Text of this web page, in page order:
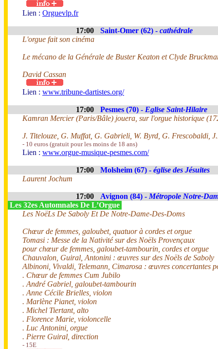
Lien : Orguevlp.fr
17:00 Saint-Omer (62) - cathédrale
L'orgue fait son cinéma
Le mécano de la Générale de Buster Keaton et Clyde
David Cassan
Lien : www.tribune-dartistes.org/
17:00 Pesmes (70) - Eglise Saint-Hilaire
Kamran Mercier (Paris/Bâle) jouera, sur l'orgue historique
J. Titelouze, G. Muffat, G. Gabrieli, W. Byrd, G. Frescobaldi,
- 10 euros (gratuit pour les moins de 18 ans)
Lien : www.orgue-musique-pesmes.com/
17:00 Molsheim (67) - église des Jésuites
Laurent Jochum
17:00 Avignon (84) - Métropole Notre-
Les 32es Automnales De L’Orgue
Les NoëLs De Saboly Et De Notre-Dame-Des-Doms
Chœur de femmes, galoubet, quatuor à cordes et orgue
Tomasi : Messe de la Nativité sur des Noëls Provençaux
pour chœur de femmes, galoubet-tambourin, cordes et orgue
Chauvalon, Guiral, Antonini : œuvres sur des Noëls de Saboly
Albinoni, Vivaldi, Telemann, Cimarosa : œuvres concertantes
. Chœur de femmes Cum Jubilo
. André Gabriel, galoubet-tambourin
. Anne Cécile Brielles, violon
. Marlène Pianet, violon
. Michel Tiertant, alto
. Florence Marie, violoncelle
. Luc Antonini, orgue
. Pierre Guiral, direction
- 15E